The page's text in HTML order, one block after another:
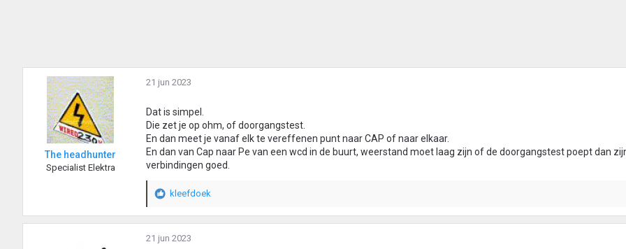
The headhunter
Specialist Elektra
21 jun 2023
Dat is simpel.
Die zet je op ohm, of doorgangstest.
En dan meet je vanaf elk te vereffenen punt naar CAP of naar elkaar.
En dan van Cap naar Pe van een wcd in de buurt, weerstand moet laag zijn of de doorgangstest poept dan
verbindingen goed.
W
a
r
kleefdoek
21 jun 2023